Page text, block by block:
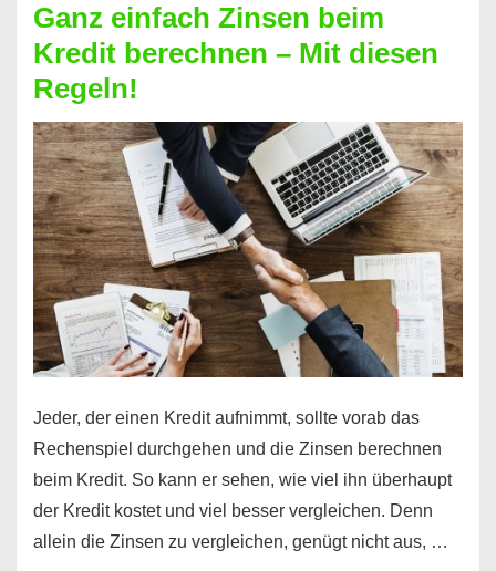
bekommen?
So
ist
es
möglich!
Ganz einfach Zinsen beim
Kredit berechnen – Mit diesen
Regeln!
Jeder, der einen Kredit aufnimmt, sollte vorab das
Rechenspiel durchgehen und die Zinsen berechnen
beim Kredit. So kann er sehen, wie viel ihn überhaupt
der Kredit kostet und viel besser vergleichen. Denn
allein die Zinsen zu vergleichen, genügt nicht aus, …